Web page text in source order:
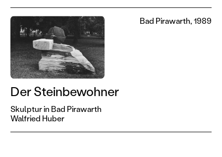
Der Steinbewohner
Skulptur in Bad Pirawarth
Walfried Huber
Bad Pirawarth, 1989